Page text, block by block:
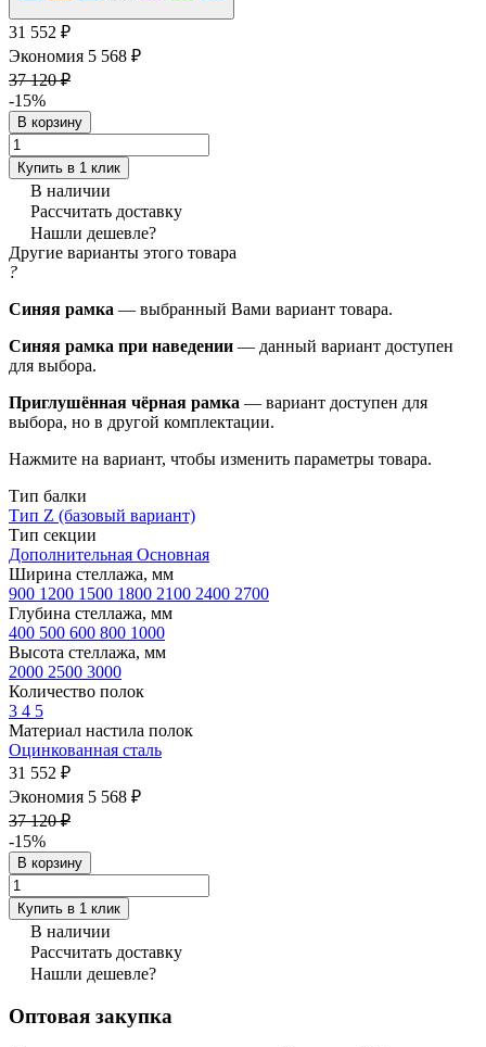
31 552 ₽
Экономия 5 568 ₽
37 120 ₽
-15%
В корзину
Купить в 1 клик
В наличии
Рассчитать доставку
Нашли дешевле?
Другие варианты этого товара
?
Синяя рамка — выбранный Вами вариант товара.
Синяя рамка при наведении — данный вариант доступен
для выбора.
Приглушённая чёрная рамка — вариант доступен для
выбора, но в другой комплектации.
Нажмите на вариант, чтобы изменить параметры товара.
Тип балки
Тип Z (базовый вариант)
Тип секции
Дополнительная Основная
Ширина стеллажа, мм
900 1200 1500 1800 2100 2400 2700
Глубина стеллажа, мм
400 500 600 800 1000
Высота стеллажа, мм
2000 2500 3000
Количество полок
3 4 5
Материал настила полок
Оцинкованная сталь
31 552 ₽
Экономия 5 568 ₽
37 120 ₽
-15%
В корзину
Купить в 1 клик
В наличии
Рассчитать доставку
Нашли дешевле?
Оптовая закупка